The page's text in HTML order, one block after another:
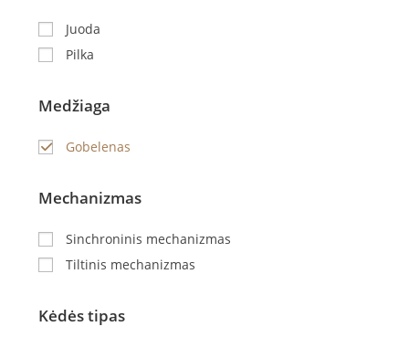
Juoda
Pilka
Medžiaga
Gobelenas
Mechanizmas
Sinchroninis mechanizmas
Tiltinis mechanizmas
Kėdės tipas